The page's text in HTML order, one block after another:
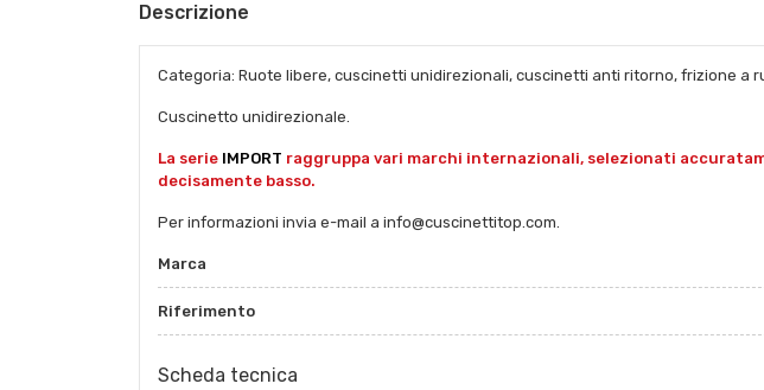
Descrizione
Categoria: Ruote libere, cuscinetti unidirezionali, cuscinetti anti ritorno, frizione a
Cuscinetto unidirezionale.
La serie IMPORT raggruppa vari marchi internazionali, selezionati
decisamente basso.
Per informazioni invia e-mail a info@cuscinettitop.com.
Marca
Riferimento
Scheda tecnica